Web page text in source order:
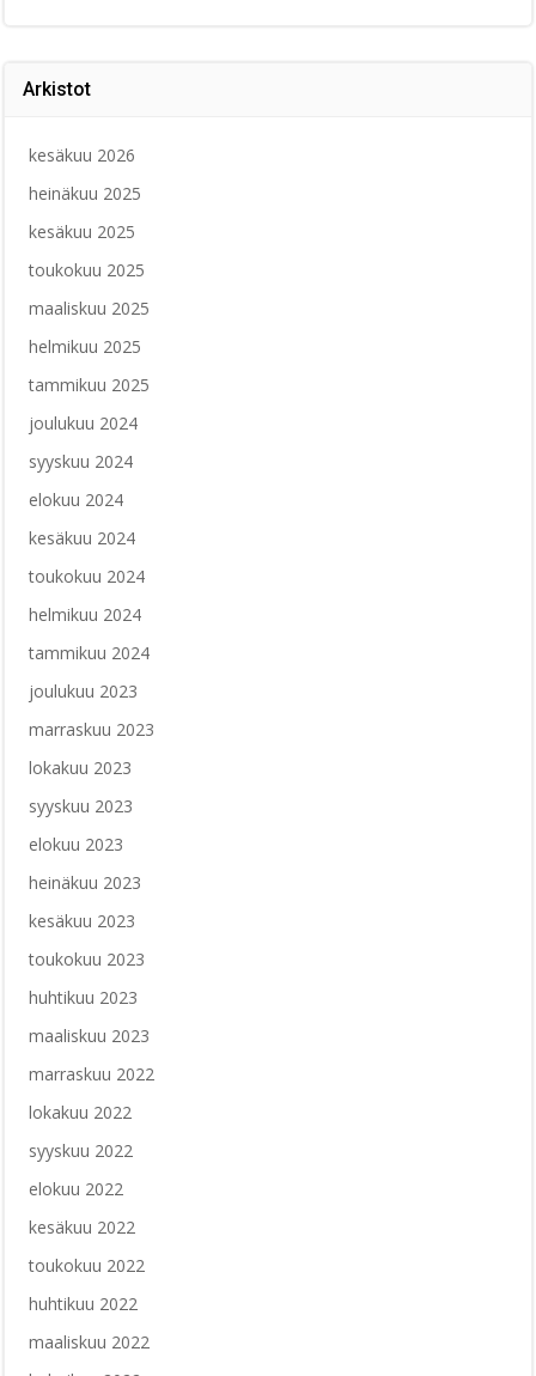
Arkistot
kesäkuu 2026
heinäkuu 2025
kesäkuu 2025
toukokuu 2025
maaliskuu 2025
helmikuu 2025
tammikuu 2025
joulukuu 2024
syyskuu 2024
elokuu 2024
kesäkuu 2024
toukokuu 2024
helmikuu 2024
tammikuu 2024
joulukuu 2023
marraskuu 2023
lokakuu 2023
syyskuu 2023
elokuu 2023
heinäkuu 2023
kesäkuu 2023
toukokuu 2023
huhtikuu 2023
maaliskuu 2023
marraskuu 2022
lokakuu 2022
syyskuu 2022
elokuu 2022
kesäkuu 2022
toukokuu 2022
huhtikuu 2022
maaliskuu 2022